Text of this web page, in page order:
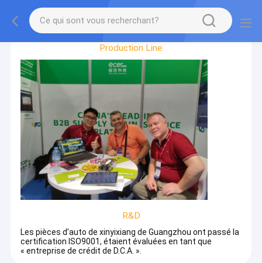
Factory Tour
Production Line
R&D
Les pièces d'auto de xinyixiang de Guangzhou ont passé la
certification ISO9001, étaient évaluées en tant que
« entreprise de crédit de D.C.A. ».